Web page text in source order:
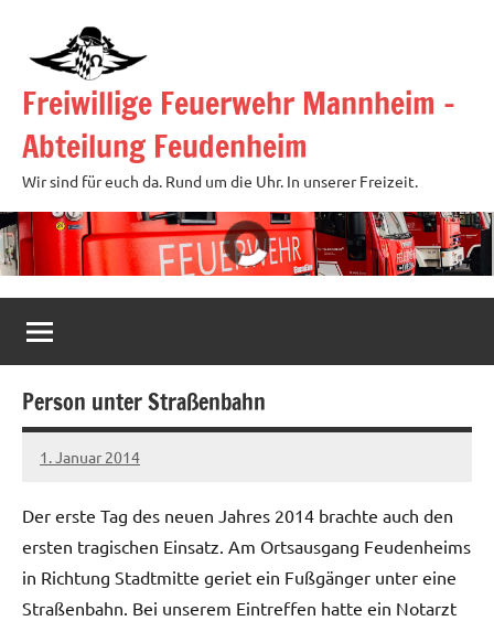
springen
Freiwillige Feuerwehr Mannheim –
Abteilung Feudenheim
Wir sind für euch da. Rund um die Uhr. In unserer Freizeit.
Person unter Straßenbahn
1. Januar 2014
Thorsten
Der erste Tag des neuen Jahres 2014 brachte auch den
ersten tragischen Einsatz. Am Ortsausgang Feudenheims
in Richtung Stadtmitte geriet ein Fußgänger unter eine
Straßenbahn. Bei unserem Eintreffen hatte ein Notarzt